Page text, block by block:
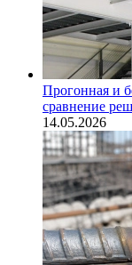
Прогонная и
сравнение
14.05.2026